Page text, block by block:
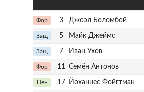
Фор 3 Джоэл Боломбой
Защ 5 Майк Джеймс
Защ 7 Иван Ухов
Фор 11 Семён Антонов
Цен 17 Йоханнес Фойгтман